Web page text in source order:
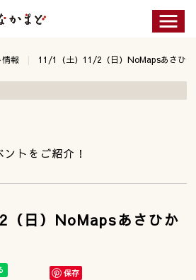
情報
11/1（土）11/2（日）NoMapsあさひ
トをご紹介！
日）NoMapsあさひか
保存